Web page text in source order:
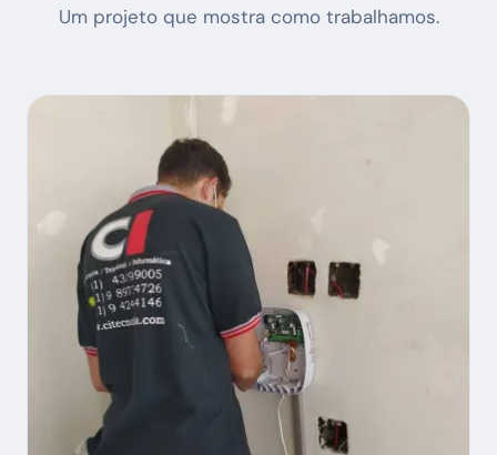
Um projeto que mostra como trabalhamos.